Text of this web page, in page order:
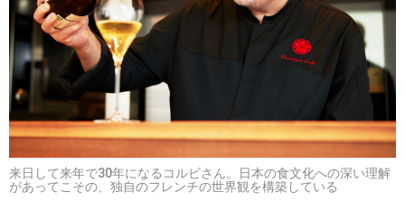
来日して来年で30年になるコルビさん。日本の食文化への深い理解
があってこその、独自のフレンチの世界観を構築している